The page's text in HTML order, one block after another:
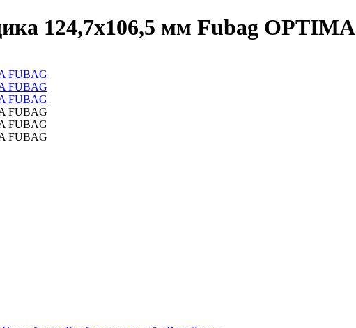
124,7х106,5 мм Fubag OPTIMA